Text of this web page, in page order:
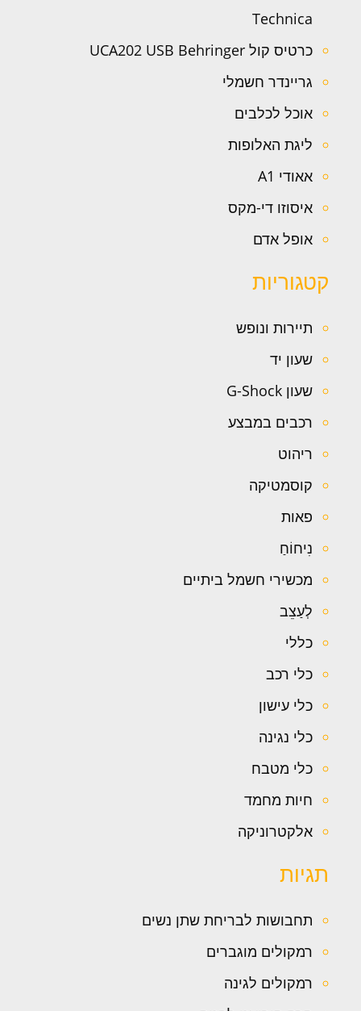
Technica
כרטיס קול UCA202 USB Behringer
גריינדר חשמלי
אוכל לכלבים
ליגת האלופות
אאודי A1
איסוזו די-מקס
אופל אדם
קטגוריות
תיירות ונופש
שעון יד
שעון G-Shock
רכבים במבצע
ריהוט
קוסמטיקה
פאות
נִיחוֹחַ
מכשירי חשמל ביתיים
לְעַצֵב
כללי
כלי רכב
כלי עישון
כלי נגינה
כלי מטבח
חיות מחמד
אלקטרוניקה
תגיות
תחבושות לבריחת שתן נשים
רמקולים מוגברים
רמקולים לגינה